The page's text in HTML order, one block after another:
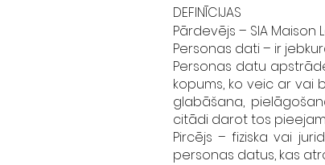
DEFINĪCIJAS
Pārdevējs – SIA Maison
Personas dati – ir
Personas datu
kopums, ko veic ar vai
glabāšana,
citādi darot tos
Pircējs – fiziska vai
personas datus, kas